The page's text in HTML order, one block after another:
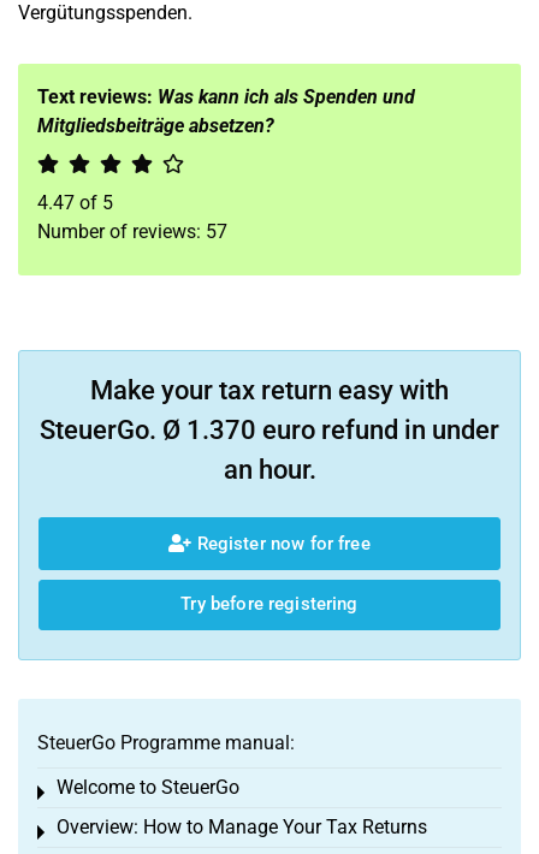
Vergütungsspenden.
Text reviews: Was kann ich als Spenden und
Mitgliedsbeiträge absetzen?
4.47 of 5
Number of reviews: 57
Make your tax return easy with
SteuerGo. Ø 1.370 euro refund in under
an hour.
Register now for free
Try before registering
SteuerGo Programme manual:
Welcome to SteuerGo
Toggle menu
Overview: How to Manage Your Tax Returns
Toggle menu